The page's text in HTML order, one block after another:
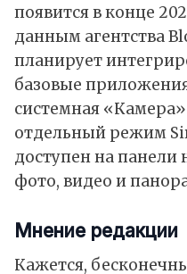
появится в конце
данным агентства
планирует
базовые
системная «Камера»
отдельный режим
доступен на
фото, видео и
Мнение редакции
Кажется,